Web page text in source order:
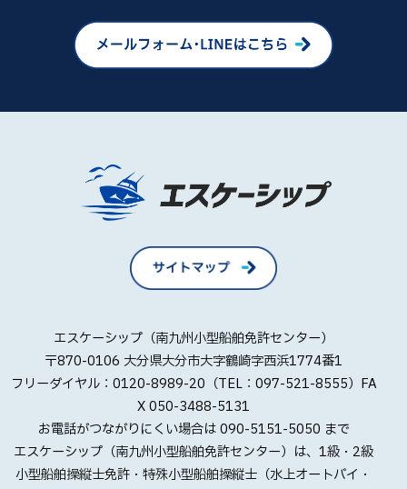
エスケーシップ（南九州小型船舶免許センター）
〒870-0106 大分県大分市大字鶴崎字西浜1774番1
フリーダイヤル：0120-8989-20（TEL：097-521-8555）FA
X 050-3488-5131
お電話がつながりにくい場合は 090-5151-5050 まで
エスケーシップ（南九州小型船舶免許センター）は、1級・2級
小型船舶操縦士免許・特殊小型船舶操縦士（水上オートバイ・